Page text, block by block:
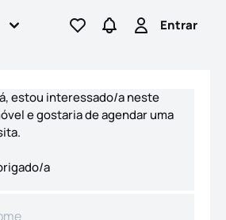
Ir para os favoritos
Ir para pesquisas
Entrar
Entrar